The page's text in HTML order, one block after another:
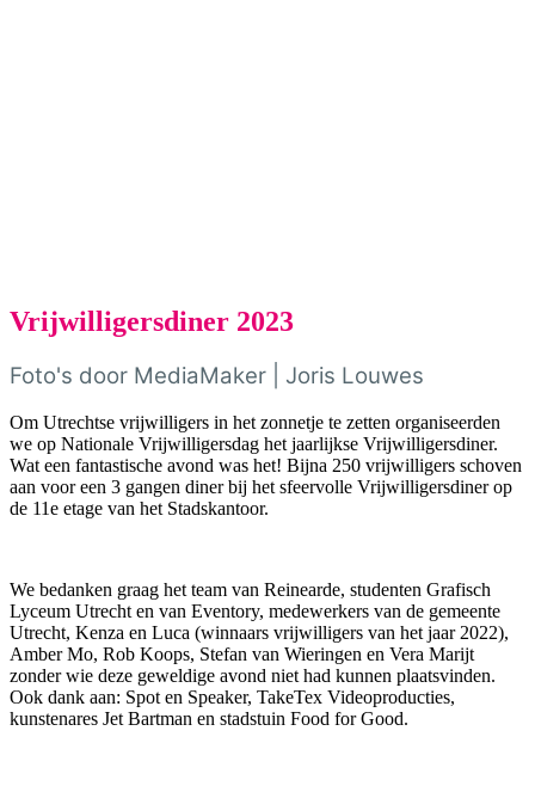
Vrijwilligersdiner 2023
Foto's door MediaMaker | Joris Louwes
Om Utrechtse vrijwilligers in het zonnetje te zetten organiseerden
we op Nationale Vrijwilligersdag het jaarlijkse Vrijwilligersdiner.
Wat een fantastische avond was het! Bijna 250 vrijwilligers schoven
aan voor een 3 gangen diner bij het sfeervolle Vrijwilligersdiner op
de 11e etage van het Stadskantoor.
We bedanken graag het team van Reinearde, studenten Grafisch
Lyceum Utrecht en van Eventory, medewerkers van de gemeente
Utrecht, Kenza en Luca (winnaars vrijwilligers van het jaar 2022),
Amber Mo, Rob Koops, Stefan van Wieringen en Vera Marijt
zonder wie deze geweldige avond niet had kunnen plaatsvinden.
Ook dank aan: Spot en Speaker, TakeTex Videoproducties,
kunstenares Jet Bartman en stadstuin Food for Good.